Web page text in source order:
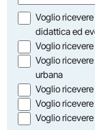
Opzioni
Voglio
didattica ed
Voglio
Voglio
urbana
Voglio
Voglio
Voglio